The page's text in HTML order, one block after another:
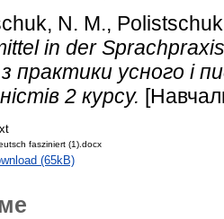
N. M.,
in der
з практики усного і
2 курсу.
fasziniert (1).docx
(65kB)